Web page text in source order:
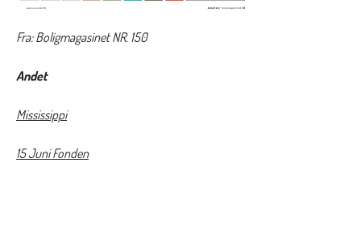
Fra: Boligmagasinet NR. 150
Andet
Mississippi
15 Juni Fonden